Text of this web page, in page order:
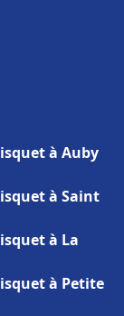
à Auby
à Saint
à La
à Petite